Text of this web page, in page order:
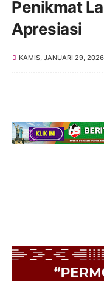
Penikmat
Apresiasi
KAMIS, JANUARI 29, 2026